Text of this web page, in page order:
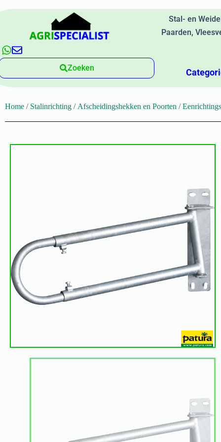
Stal- en
Paarden,
Zoeken
Home / Stalinrichting / Afscheidingshekken en Poorten /